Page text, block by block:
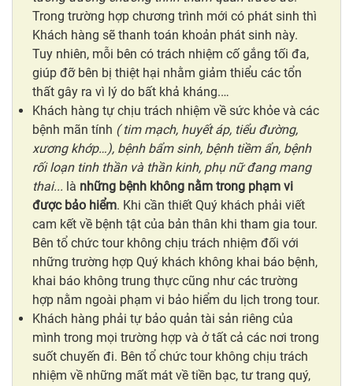
Trong trường hợp chương trình mới có phát sinh thì
Khách hàng sẽ thanh toán khoản phát sinh này.
Tuy nhiên, mỗi bên có trách nhiệm cố gắng tối đa,
giúp đỡ bên bị thiệt hại nhằm giảm thiểu các tổn
thất gây ra vì lý do bất khả kháng.…
Khách hàng tự chịu trách nhiệm về sức khỏe và các
bệnh mãn tính ( tim mạch, huyết áp, tiểu đường,
xương khớp…), bệnh bẩm sinh, bệnh tiềm ẩn, bệnh
rối loạn tinh thần và thần kinh, phụ nữ đang mang
thai... là những bệnh không nằm trong phạm vi
được bảo hiểm. Khi cần thiết Quý khách phải viết
cam kết về bệnh tật của bản thân khi tham gia tour.
Bên tổ chức tour không chịu trách nhiệm đối với
những trường hợp Quý khách không khai báo bệnh,
khai báo không trung thực cũng như các trường
hợp nằm ngoài phạm vi bảo hiểm du lịch trong tour.
Khách hàng phải tự bảo quản tài sản riêng của
mình trong mọi trường hợp và ở tất cả các nơi trong
suốt chuyến đi. Bên tổ chức tour không chịu trách
nhiệm về những mất mát về tiền bạc, tư trang quý,